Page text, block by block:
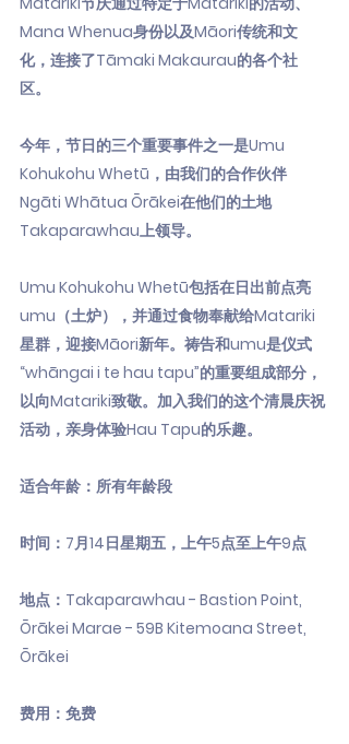
Mana Whenua身份以及Māori传统和文
化，连接了Tāmaki Makaurau的各个社
区。
今年，节日的三个重要事件之一是Umu
Kohukohu Whetū，由我们的合作伙伴
Ngāti Whātua Ōrākei在他们的土地
Takaparawhau上领导。
Umu Kohukohu Whetū包括在日出前点亮
umu（土炉），并通过食物奉献给Matariki
星群，迎接Māori新年。祷告和umu是仪式
“whāngai i te hau tapu”的重要组成部分，
以向Matariki致敬。加入我们的这个清晨庆祝
活动，亲身体验Hau Tapu的乐趣。
适合年龄：所有年龄段
时间：7月14日星期五，上午5点至上午9点
地点：Takaparawhau - Bastion Point,
Ōrākei Marae - 59B Kitemoana Street,
Ōrākei
费用：免费